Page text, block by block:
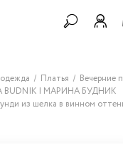
Платья
Вечерние
BUDNIK | МАРИНА БУДНИК
из шелка в винном